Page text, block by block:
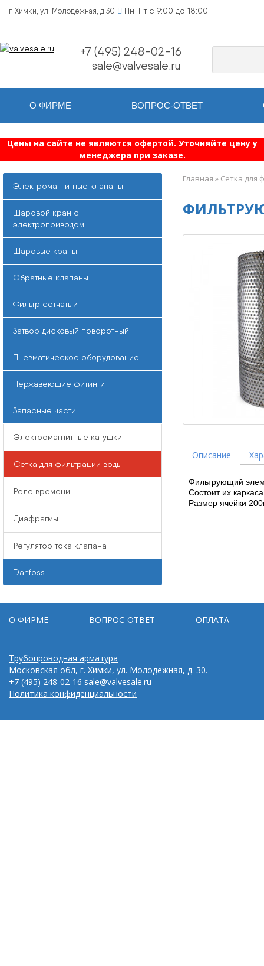
г. Химки, ул. Молодежная, д.30 Пн-Пт с 9:00 до 18:00
+7 (495) 248-02-16
sale@valvesale.ru
О ФИРМЕ ВОПРОС-ОТВЕТ
Цены на сайте не являются офертой. Уточняйте цену у
менеджера при заказе.
Главная » Сетка для
Описание
Фильтрующий
Состоит их
Размер ячейки
Электромагнитные клапаны
Шаровой кран с
электроприводом
Шаровые краны
Обратные клапаны
Фильтр сетчатый
Затвор дисковый поворотный
Пневматическое оборудование
Нержавеющие фитинги
Запасные части
Электромагнитные катушки
Сетка для фильтрации воды
Реле времени
Диафрагмы
Регулятор тока клапана
Danfoss
О ФИРМЕ ВОПРОС-ОТВЕТ ОПЛАТА
Трубопроводная арматура
Московская обл, г. Химки, ул. Молодежная, д. 30.
+7 (495) 248-02-16 sale@valvesale.ru
Политика конфиденциальности